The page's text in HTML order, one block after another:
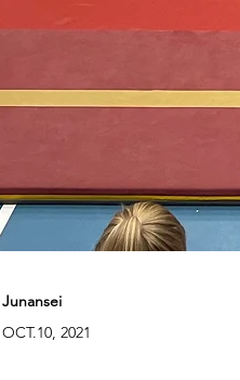
Junansei
OCT.10, 2021